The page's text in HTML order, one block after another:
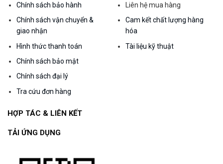
Chính sách bảo hành
Chính sách vận chuyển &
giao nhận
Hình thức thanh toán
Chính sách bảo mật
Chính sách đại lý
Tra cứu đơn hàng
Liên hệ mua hàng
Cam kết chất lượng hàng
hóa
Tài liệu kỹ thuật
HỢP TÁC & LIÊN KẾT
TẢI ỨNG DỤNG